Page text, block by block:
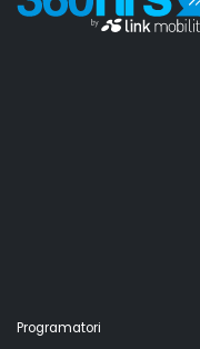
Programatori